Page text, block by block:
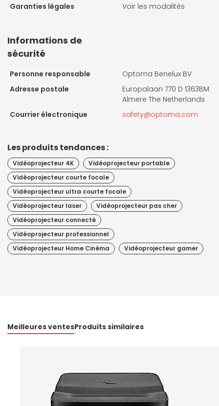
Garanties légales
Voir les modalités
Informations de
sécurité
Personne responsable
Optoma Benelux BV
Adresse postale
Europalaan 770 D 1363BM
Almere The Netherlands
Courrier électronique
safety@optoma.com
Les produits tendances :
Vidéoprojecteur 4K
Vidéoprojecteur portable
Vidéoprojecteur courte focale
Vidéoprojecteur ultra courte focale
Vidéoprojecteur laser
Vidéoprojecteur pas cher
Vidéoprojecteur connecté
Vidéoprojecteur professionnel
Vidéoprojecteur Home Cinéma
Vidéoprojecteur gamer
Meilleures ventesProduits similaires